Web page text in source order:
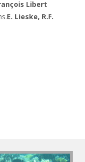
Libert
E. Lieske, R.F.